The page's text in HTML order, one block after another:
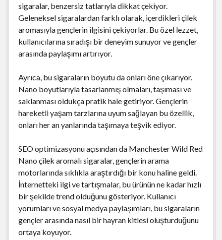
sigaralar, benzersiz tatlarıyla dikkat çekiyor.
Geleneksel sigaralardan farklı olarak, içerdikleri çilek
aromasıyla gençlerin ilgisini çekiyorlar. Bu özel lezzet,
kullanıcılarına sıradışı bir deneyim sunuyor ve gençler
arasında paylaşımı artırıyor.
Ayrıca, bu sigaraların boyutu da onları öne çıkarıyor.
Nano boyutlarıyla tasarlanmış olmaları, taşıması ve
saklanması oldukça pratik hale getiriyor. Gençlerin
hareketli yaşam tarzlarına uyum sağlayan bu özellik,
onları her an yanlarında taşımaya teşvik ediyor.
SEO optimizasyonu açısından da Manchester Wild Red
Nano çilek aromalı sigaralar, gençlerin arama
motorlarında sıklıkla araştırdığı bir konu haline geldi.
İnternetteki ilgi ve tartışmalar, bu ürünün ne kadar hızlı
bir şekilde trend olduğunu gösteriyor. Kullanıcı
yorumları ve sosyal medya paylaşımları, bu sigaraların
gençler arasında nasıl bir hayran kitlesi oluşturduğunu
ortaya koyuyor.